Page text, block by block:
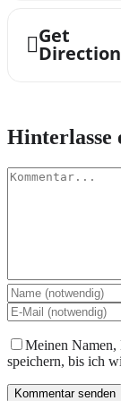
Get
Hinterlasse
Kommentar
Meinen Namen,
speichern, bis ich